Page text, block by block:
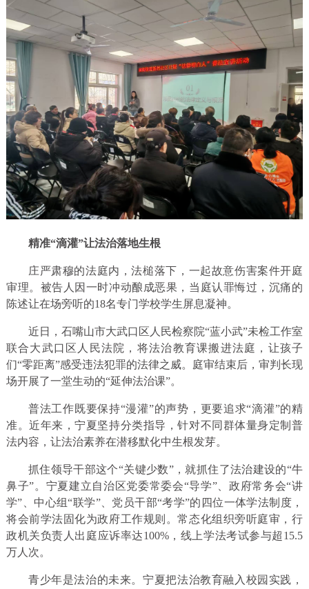
精准“滴灌”让法治落地生根
庄严肃穆的法庭内，法槌落下，一起故意伤害案件开庭
审理。被告人因一时冲动酿成恶果，当庭认罪悔过，沉痛的
陈述让在场旁听的18名专门学校学生屏息凝神。
近日，石嘴山市大武口区人民检察院“蓝小武”未检工作室
联合大武口区人民法院，将法治教育课搬进法庭，让孩子
们“零距离”感受违法犯罪的法律之威。庭审结束后，审判长现
场开展了一堂生动的“延伸法治课”。
普法工作既要保持“漫灌”的声势，更要追求“滴灌”的精
准。近年来，宁夏坚持分类指导，针对不同群体量身定制普
法内容，让法治素养在潜移默化中生根发芽。
抓住领导干部这个“关键少数”，就抓住了法治建设的“牛
鼻子”。宁夏建立自治区党委常委会“导学”、政府常务会“讲
学”、中心组“联学”、党员干部“考学”的四位一体学法制度，
将会前学法固化为政府工作规则。常态化组织旁听庭审，行
政机关负责人出庭应诉率达100%，线上学法考试参与超15.5
万人次。
青少年是法治的未来。宁夏把法治教育融入校园实践，